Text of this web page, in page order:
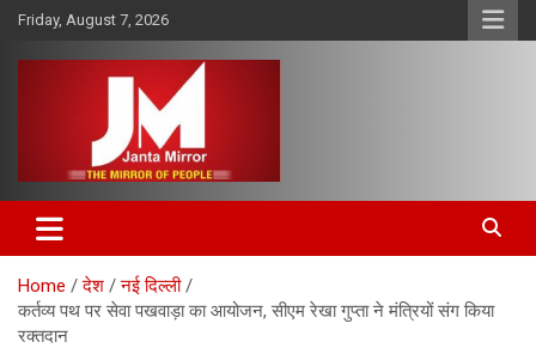
Skip
content
Friday, August 7, 2026
Janta Mirror
Home देश
नई दिल्ली
कर्तव्य पथ पर सेवा पखवाड़ा का आयोजन, सीएम रेखा गुप्ता ने मंत्रियों संग किया
रक्तदान